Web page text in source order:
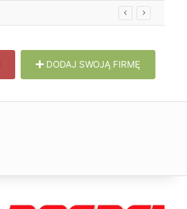
DODAJ SWOJĄ FIRMĘ